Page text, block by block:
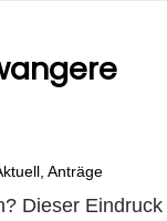
,Anträge
Dieser Eindruck